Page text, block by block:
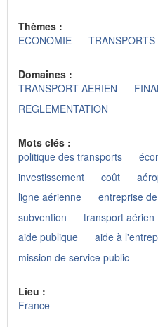
Thèmes :
ECONOMIE
TRANSPORTS
Domaines :
TRANSPORT AERIEN
REGLEMENTATION
Mots clés :
politique des transports
investissement
coût
ligne aérienne
entreprise
subvention
transport aérien
aide publique
aide à
mission de service public
Lieu :
France